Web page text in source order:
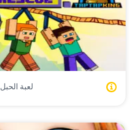
لعبة الحبل